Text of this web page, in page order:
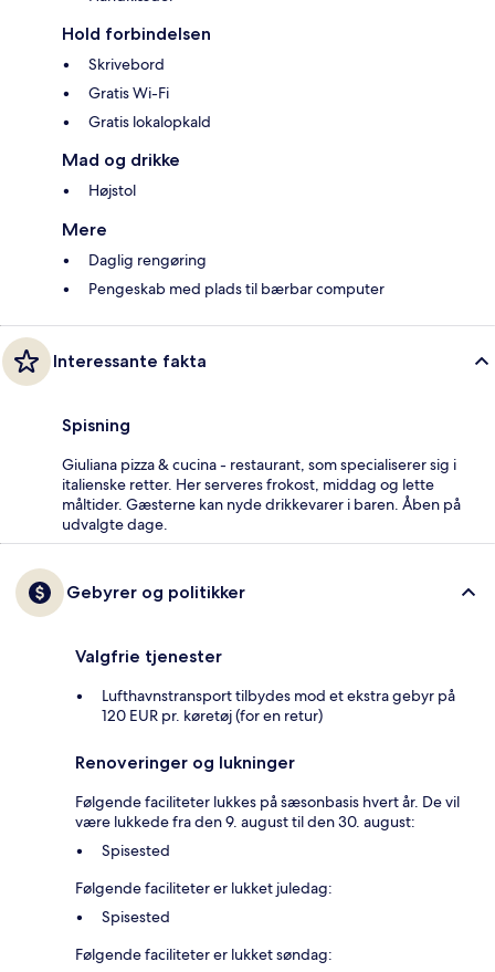
Hold forbindelsen
Skrivebord
Gratis Wi-Fi
Gratis lokalopkald
Mad og drikke
Højstol
Mere
Daglig rengøring
Pengeskab med plads til bærbar computer
Interessante fakta
Spisning
Giuliana pizza & cucina - restaurant, som specialiserer sig i
italienske retter. Her serveres frokost, middag og lette
måltider. Gæsterne kan nyde drikkevarer i baren. Åben på
udvalgte dage.
Gebyrer og politikker
Valgfrie tjenester
Lufthavnstransport tilbydes mod et ekstra gebyr på
120 EUR pr. køretøj (for en retur)
Renoveringer og lukninger
Følgende faciliteter lukkes på sæsonbasis hvert år. De vil
være lukkede fra den 9. august til den 30. august:
Spisested
Følgende faciliteter er lukket juledag:
Spisested
Følgende faciliteter er lukket søndag: